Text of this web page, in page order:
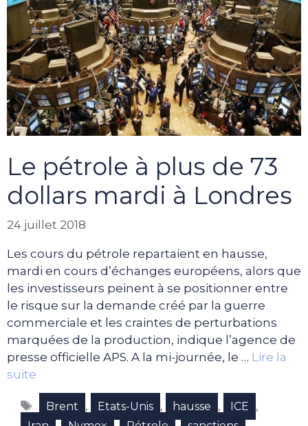
Le pétrole à plus de 73
dollars mardi à Londres
24 juillet 2018
Les cours du pétrole repartaient en hausse,
mardi en cours d’échanges européens, alors que
les investisseurs peinent à se positionner entre
le risque sur la demande créé par la guerre
commerciale et les craintes de perturbations
marquées de la production, indique l’agence de
presse officielle APS. A la mi-journée, le … Lire la
suite
Étiquettes
Brent , Etats-Unis , hausse , ICE ,